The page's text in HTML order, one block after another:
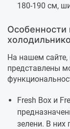
180-190 см,
Особенности
На нашем сайте,
представлены
Fresh Box и
зелени. В